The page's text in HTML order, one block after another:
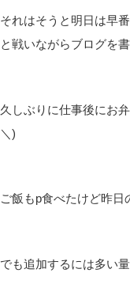
皆さんこ
しむです
仕事が暇で暇で立った
こんな日に限って何も